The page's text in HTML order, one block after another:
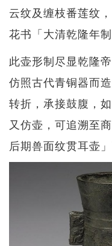
云纹及缠枝番莲纹
花书「大清乾隆年
此壶形制尽显乾隆
仿照古代青铜器而
转折，承接鼓腹，
又仿壶，可追溯至
后期兽面纹贯耳壶